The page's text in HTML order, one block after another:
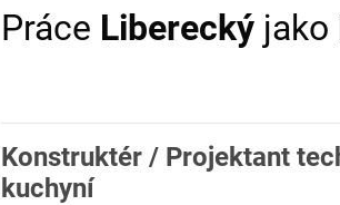
Práce Liberecký jako
Konstruktér / Projektant
kuchyní